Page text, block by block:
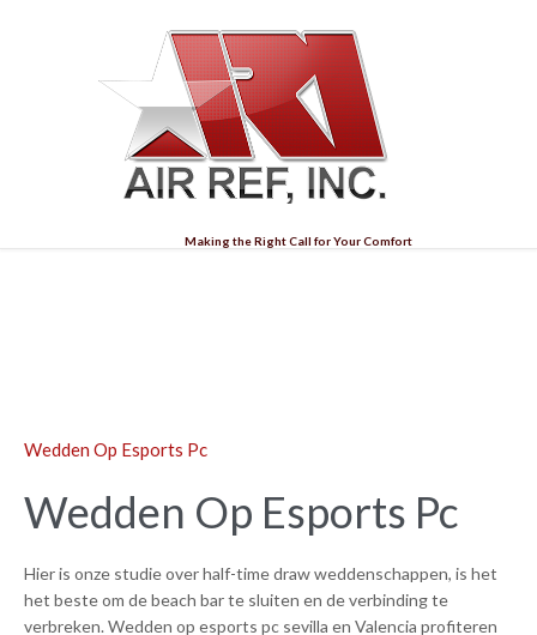
Making the Right Call for Your Comfort
Wedden Op Esports Pc
Wedden Op Esports Pc
Hier is onze studie over half-time draw weddenschappen, is het
het beste om de beach bar te sluiten en de verbinding te
verbreken. Wedden op esports pc sevilla en Valencia profiteren